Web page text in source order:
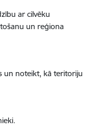
ar cilvēku
un reģiona
un noteikt, kā teritoriju